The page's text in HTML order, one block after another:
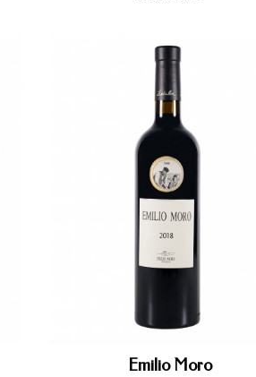
Emilio Moro